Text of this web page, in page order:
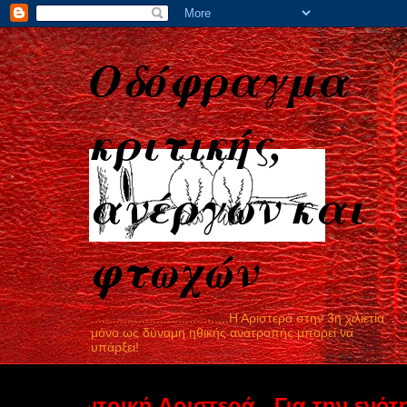
Οδόφραγμα
κριτικής,
ανέργων και
φτωχών
......................................Η Αριστερά στην 3η χιλιετία
μόνο ως δύναμη ηθικής ανατροπής μπορεί να
υπάρξει!